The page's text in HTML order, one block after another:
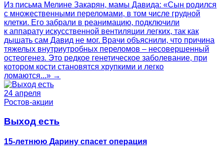
Из письма Мелине Закарян, мамы Давида: «Сын родился
с множественными переломами, в том числе грудной
клетки. Его забрали в реанимацию, подключили
к аппарату искусственной вентиляции легких, так как
дышать сам Давид не мог. Врачи объяснили, что причина
тяжелых внутриутробных переломов – несовершенный
остеогенез. Это редкое генетическое заболевание, при
котором кости становятся хрупкими и легко
ломаются...» →
24 апреля
Ростов-акции
Выход есть
15-летнюю Дарину спасет операция